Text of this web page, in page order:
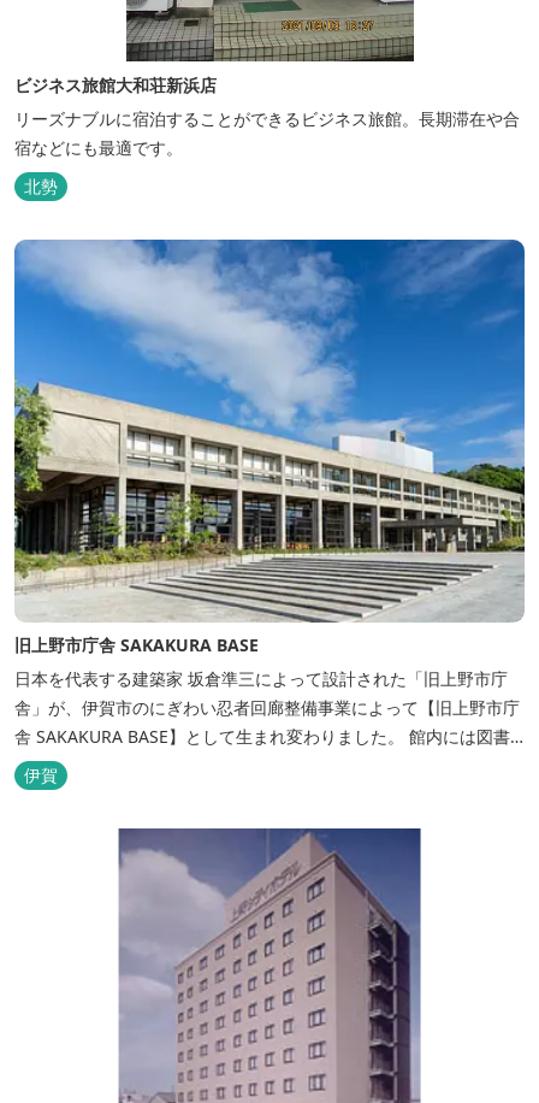
ビジネス旅館大和荘新浜店
リーズナブルに宿泊することができるビジネス旅館。長期滞在や合
宿などにも最適です。
北勢
旧上野市庁舎 SAKAKURA BASE
日本を代表する建築家 坂倉準三によって設計された「旧上野市庁
舎」が、伊賀市のにぎわい忍者回廊整備事業によって【旧上野市庁
舎 SAKAKURA BASE】として生まれ変わりました。 館内には図書
館やホテル、カフェがあるほか、観光案内所「伊賀市観光インフォ
メーションセンター」や伊賀の逸品を取り揃えた「伊賀百貨
Souvenir Shop」も併殺されています。
伊賀